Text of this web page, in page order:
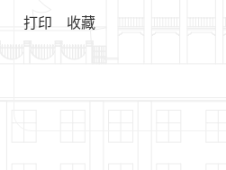
打印 收藏